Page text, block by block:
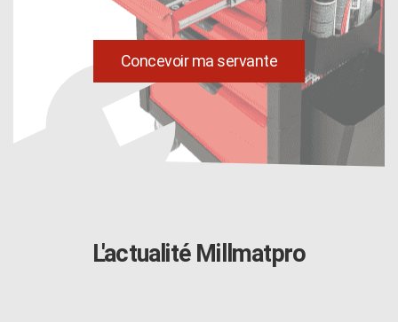
Concevoir ma servante
L'actualité Millmatpro